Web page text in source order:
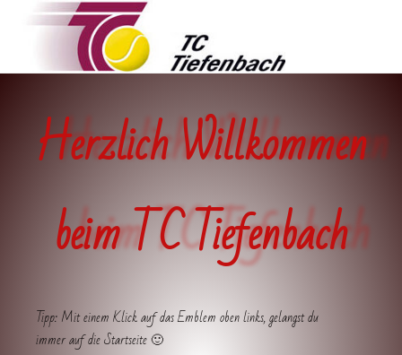
Herzlich Willkommen
beim TC Tiefenbach
Tipp: Mit einem Klick auf das Emblem oben links, gelangst du
immer auf die Startseite 🙂